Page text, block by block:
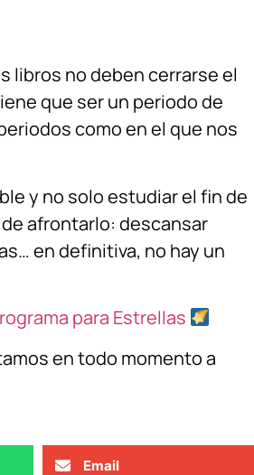
libros no deben cerrarse el
que ser un periodo de
como en el que nos
y no solo estudiar el fin de
afrontarlo: descansar
en definitiva, no hay un
para Estrellas
en todo momento a
Email